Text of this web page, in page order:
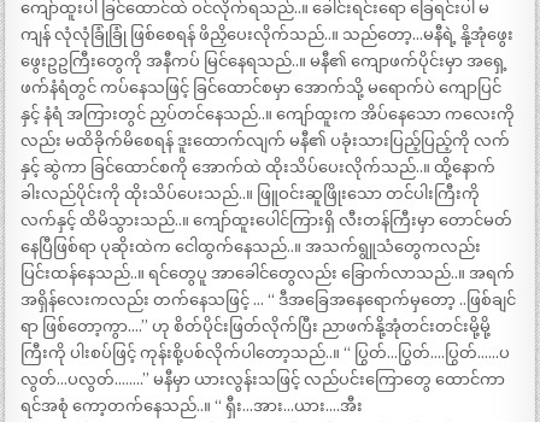
ကျော်ထူးပါ ခြင်ထောင်ထဲ ဝင်လိုက်ရသည်..။ ခေါင်းရင်းရော ခြေရင်းပါ မ
ကျန် လုံလုံခြုံခြုံ ဖြစ်စေရန် ဖိညှိပေးလိုက်သည်..။ သည်တော့…မနီရဲ့ နို့အုံဖွေး
ဖွေးဥဥကြီးတွေကို အနီကပ် မြင်နေရသည်..။ မနီ၏ ကျောဖက်ပိုင်းမှာ အရှေ့
ဖက်နံရံတွင် ကပ်နေသဖြင့် ခြင်ထောင်စမှာ အောက်သို့ မရောက်ပဲ ကျောပြင်
နှင့် နံရံ အကြားတွင် ညှပ်တင်နေသည်..။ ကျော်ထူးက အိပ်နေသော ကလေးကို
လည်း မထိခိုက်မိစေရန် ဒူးထောက်လျက် မနီ၏ ပခုံးသားပြည့်ပြည့်ကို လက်
နှင့် ဆွဲကာ ခြင်ထောင်စကို အောက်ထဲ ထိုးသိပ်ပေးလိုက်သည်..။ ထို့နောက်
ခါးလည်ပိုင်းကို ထိုးသိပ်ပေးသည်..။ ဖြူဝင်းဆူဖြိုးသော တင်ပါးကြီးကို
လက်နှင့် ထိမိသွားသည်..။ ကျော်ထူးပေါင်ကြားရှိ လီးတန်ကြီးမှာ တောင်မတ်
နေပြီဖြစ်ရာ ပုဆိုးထဲက ငေါထွက်နေသည်..။ အသက်ရွူသံတွေကလည်း
ပြင်းထန်နေသည်..။ ရင်တွေပူ အာခေါင်တွေလည်း ခြောက်လာသည်..။ အရက်
အရှိန်လေးကလည်း တက်နေသဖြင့် … “ ဒီအခြေအနေရောက်မှတော့ ..ဖြစ်ချင်
ရာ ဖြစ်တော့ကွာ….” ဟု စိတ်ပိုင်းဖြတ်လိုက်ပြီး ညာဖက်နို့အုံတင်းတင်းမို့မို့
ကြီးကို ပါးစပ်ဖြင့် ကုန်းစို့ပစ်လိုက်ပါတော့သည်..။ “ ပြွတ်…ပြွတ်….ပြွတ်……ပ
လွတ်…ပလွတ်……..” မနီမှာ ယားလွန်းသဖြင့် လည်ပင်းကြောတွေ ထောင်ကာ
ရင်အစုံ ကော့တက်နေသည်..။ “ ရှီး…အား…ယား….အီး